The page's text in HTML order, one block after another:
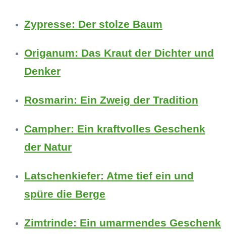
Zypresse: Der stolze Baum
Origanum: Das Kraut der Dichter und
Denker
Rosmarin: Ein Zweig der Tradition
Campher: Ein kraftvolles Geschenk
der Natur
Latschenkiefer: Atme tief ein und
spüre die Berge
Zimtrinde: Ein umarmendes Geschenk